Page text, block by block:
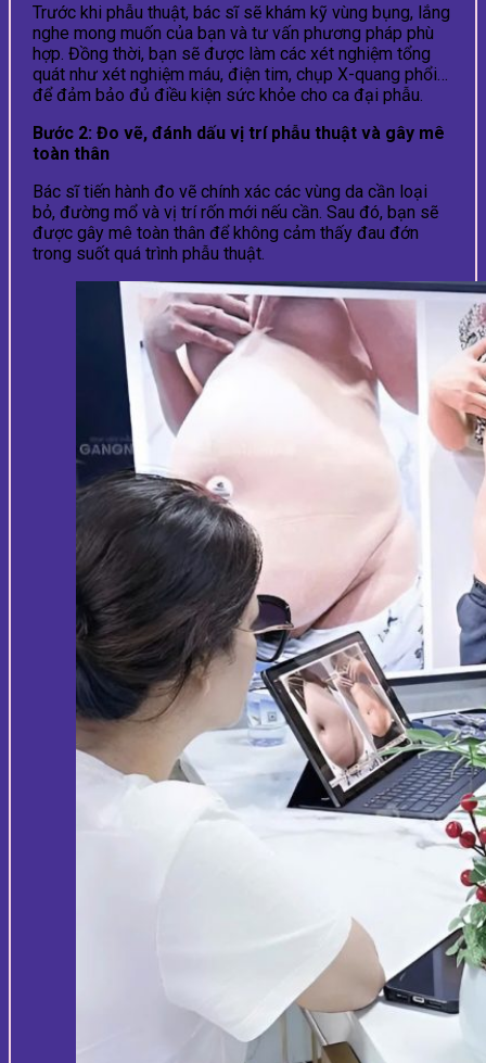
Trước khi phẫu thuật, bác sĩ sẽ khám kỹ vùng bụng, lắng
nghe mong muốn của bạn và tư vấn phương pháp phù
hợp. Đồng thời, bạn sẽ được làm các xét nghiệm tổng
quát như xét nghiệm máu, điện tim, chụp X-quang phổi…
để đảm bảo đủ điều kiện sức khỏe cho ca đại phẫu.
Bước 2: Đo vẽ, đánh dấu vị trí phẫu thuật và gây mê
toàn thân
Bác sĩ tiến hành đo vẽ chính xác các vùng da cần loại
bỏ, đường mổ và vị trí rốn mới nếu cần. Sau đó, bạn sẽ
được gây mê toàn thân để không cảm thấy đau đớn
trong suốt quá trình phẫu thuật.